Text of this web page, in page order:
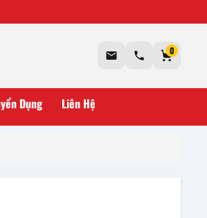
0
Dụng Liên Hệ